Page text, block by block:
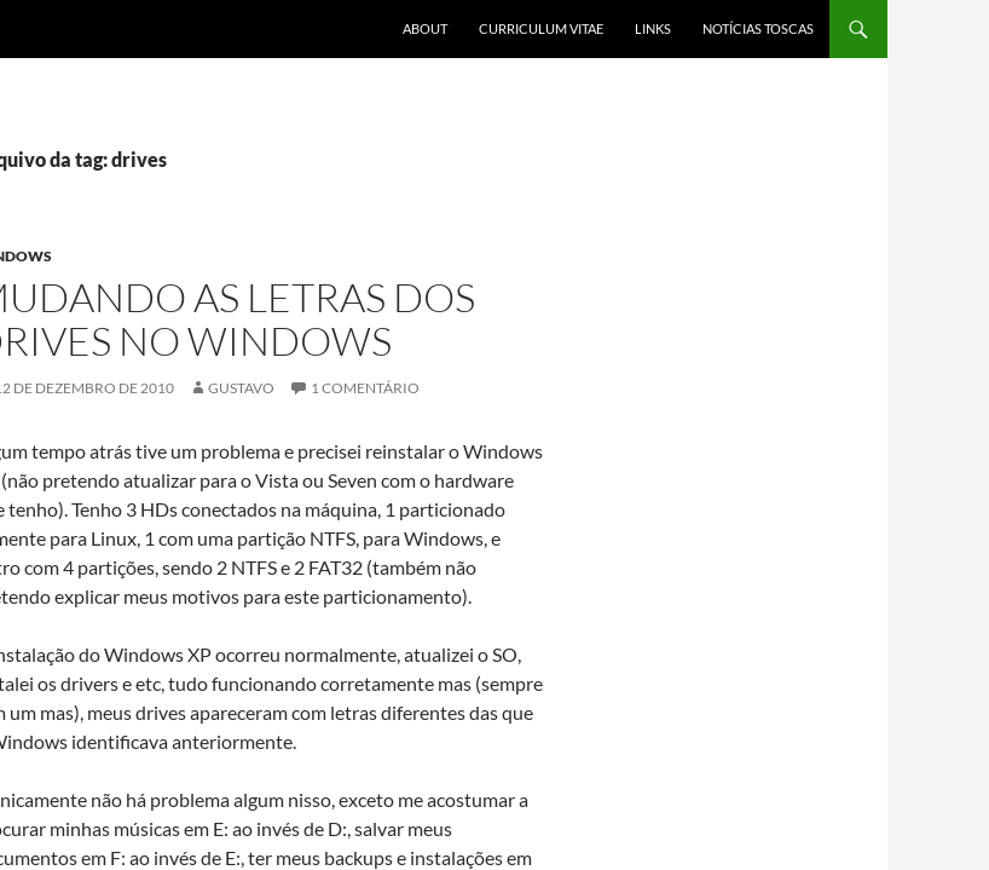
ABOUT CURRICULUM VITAE LINKS NOTÍCIAS TOSCAS
da tag: drives
AS LETRAS DOS
NO WINDOWS
DE DEZEMBRO DE 2010 GUSTAVO 1 COMENTÁRIO
tempo atrás tive um problema e precisei reinstalar o Windows
pretendo atualizar para o Vista ou Seven com o hardware
tenho). Tenho 3 HDs conectados na máquina, 1 particionado
para Linux, 1 com uma partição NTFS, para Windows, e
com 4 partições, sendo 2 NTFS e 2 FAT32 (também não
explicar meus motivos para este particionamento).
do Windows XP ocorreu normalmente, atualizei o SO,
os drivers e etc, tudo funcionando corretamente mas (sempre
um mas), meus drives apareceram com letras diferentes das que
identificava anteriormente.
não há problema algum nisso, exceto me acostumar a
minhas músicas em E: ao invés de D:, salvar meus
em F: ao invés de E:, ter meus backups e instalações em